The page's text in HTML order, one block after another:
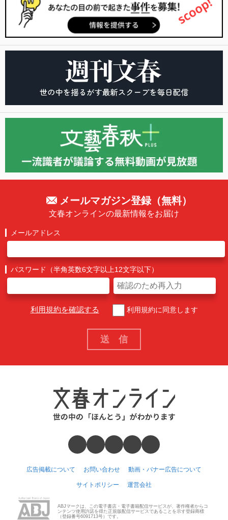
メールマガジン登録（無料）
文春オンラインの最新情報をお届け
メールアドレス
パスワード（半角英数6文字以上12文字以下）
利用規約を確認する 利用規約に同意します
広告掲載について お問い合わせ 動画・バナー広告について
サイトポリシー 運営会社
ABJマークは、この電子書店・電子書籍配信サービスが、著作権者からコ
ンテンツ使用許諾を得た正規版配信サービスであることを示す登録商標
（登録番号6091713号）です。